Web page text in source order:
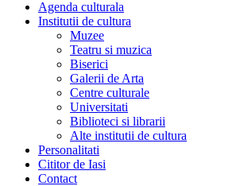
Agenda culturala
Institutii de cultura
Muzee
Teatru si muzica
Biserici
Galerii de Arta
Centre culturale
Universitati
Biblioteci si librarii
Alte institutii de cultura
Personalitati
Cititor de Iasi
Contact